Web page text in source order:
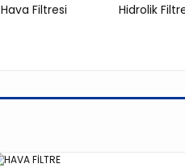
Hava Filtresi Hidrolik